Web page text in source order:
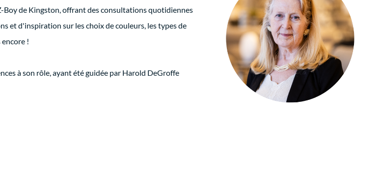
de Kingston, offrant des consultations quotidiennes
et d'inspiration sur les choix de couleurs, les types de
!
à son rôle, ayant été guidée par Harold DeGroffe